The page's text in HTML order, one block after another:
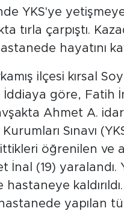
YKS'ye
tırla çarpıştı.
hayatını
ilçesi kırsal
İddiaya göre, Fatih
Ahmet A.
Sınavı
öğrenilen ve
(19) yaralandı.
yapılan